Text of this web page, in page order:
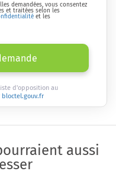
demandées, vous consentez
et traitées selon les
et les
d'opposition au
bloctel.gouv.fr
aussi